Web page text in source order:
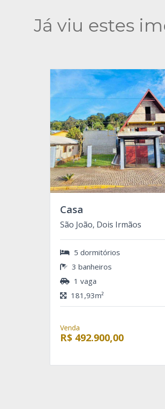
Já viu estes
Casa
São João, Dois Irmãos
5 dormitórios
3 banheiros
1 vaga
181,93m²
Venda
R$ 492.900,00